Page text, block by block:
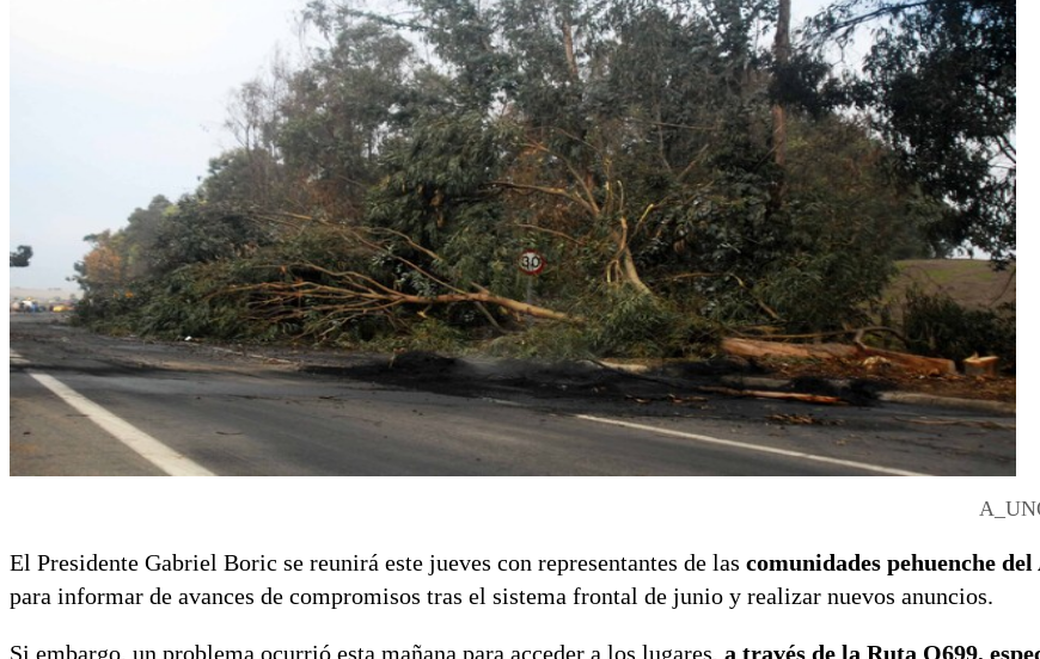
El Presidente Gabriel Boric se reunirá este jueves con representantes de las comunidades pehuenche
para informar de avances de compromisos tras el sistema frontal de junio y realizar nuevos anuncios.
Si embargo, un problema ocurrió esta mañana para acceder a los lugares, a través de la Ruta Q699,